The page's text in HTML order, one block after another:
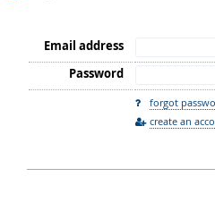
Email address
Password
forgot
create an